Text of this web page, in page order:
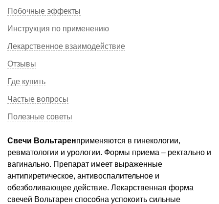
Побочные эффекты
Инструкция по применению
Лекарственное взаимодействие
Отзывы
Где купить
Частые вопросы
Полезные советы
Свечи Вольтаренприменяются в гинекологии,
ревматологии и урологии. Формы приема – ректально и
вагинально. Препарат имеет выраженные
антипиретическое, антивоспалительное и
обезболивающее действие. Лекарственная форма
свечей Вольтарен способна успокоить сильные